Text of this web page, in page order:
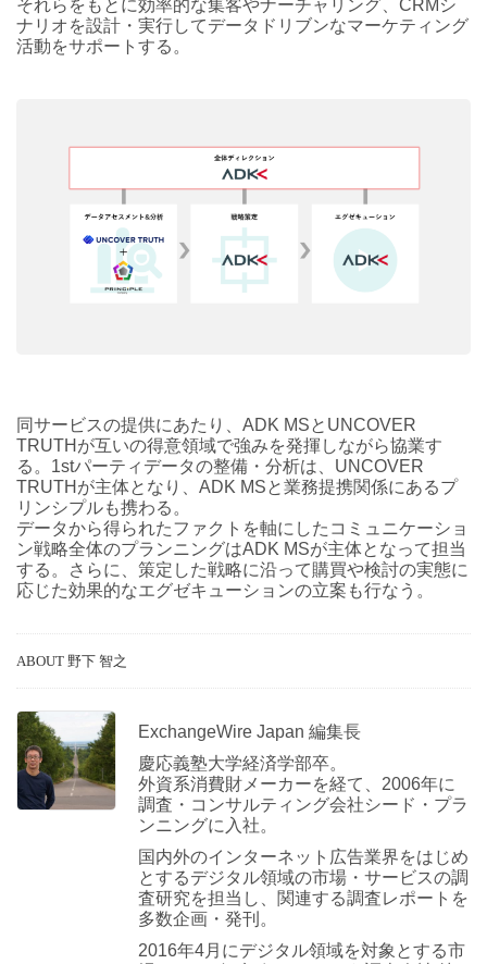
それらをもとに効率的な集客やナーチャリング、CRMシ
ナリオを設計・実行してデータドリブンなマーケティング
活動をサポートする。
同サービスの提供にあたり、ADK MSとUNCOVER
TRUTHが互いの得意領域で強みを発揮しながら協業す
る。1stパーティデータの整備・分析は、UNCOVER
TRUTHが主体となり、ADK MSと業務提携関係にあるプ
リンシプルも携わる。
データから得られたファクトを軸にしたコミュニケーショ
ン戦略全体のプランニングはADK MSが主体となって担当
する。さらに、策定した戦略に沿って購買や検討の実態に
応じた効果的なエグゼキューションの立案も行なう。
ABOUT 野下 智之
ExchangeWire Japan 編集長
慶応義塾大学経済学部卒。
外資系消費財メーカーを経て、2006年に
調査・コンサルティング会社シード・プラ
ンニングに入社。
国内外のインターネット広告業界をはじめ
とするデジタル領域の市場・サービスの調
査研究を担当し、関連する調査レポートを
多数企画・発刊。
2016年4月にデジタル領域を対象とする市